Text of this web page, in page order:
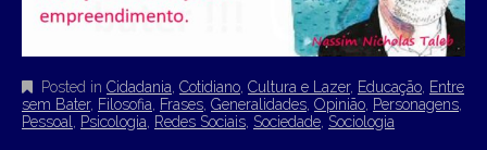
Posted in Cidadania Cotidiano Cultura e Lazer, Educação Entre
sem Bater, Filosofia Frases Generalidades Opinião Personagens
Pessoal
Psicologia Redes Sociais Sociedade Sociologia